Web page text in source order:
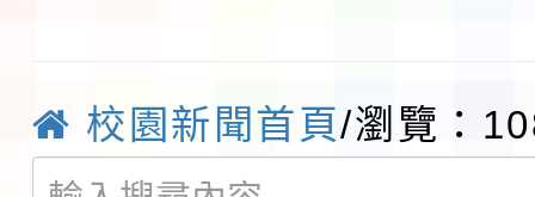
展演活動實施計畫」
請一案
社團法人中華民國畫廊
026 ART TAIPEI臺北
本校115學年度第1學
校園新聞首頁/瀏覽：